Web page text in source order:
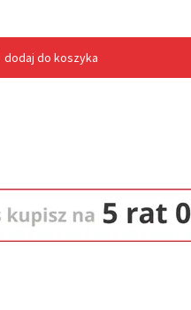
dodaj do koszyka